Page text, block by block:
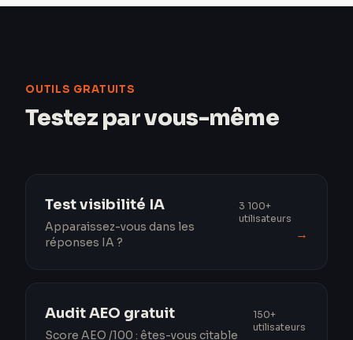
OUTILS GRATUITS
Testez par vous-même
Test visibilité IA
Apparaissez-vous dans les
réponses IA ?
3 100+
utilisateurs
→
Audit AEO gratuit
Score AEO /100 : êtes-vous citable
150+
utilisateurs